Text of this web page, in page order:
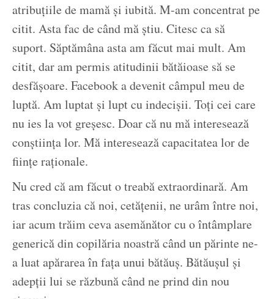
atribuțiile de mamă și iubită. M-am concentrat pe
citit. Asta fac de când mă știu. Citesc ca să
suport. Săptămâna asta am făcut mai mult. Am
citit, dar am permis atitudinii bătăioase să se
desfășoare. Facebook a devenit câmpul meu de
luptă. Am luptat și lupt cu indecișii. Toți cei care
nu ies la vot greșesc. Doar că nu mă interesează
conștiința lor. Mă interesează capacitatea lor de
ființe raționale.
Nu cred că am făcut o treabă extraordinară. Am
tras concluzia că noi, cetățenii, ne urâm între noi,
iar acum trăim ceva asemănător cu o întâmplare
generică din copilăria noastră când un părinte ne-
a luat apărarea în fața unui bătăuș. Bătăușul și
adepții lui se răzbună când ne prind din nou